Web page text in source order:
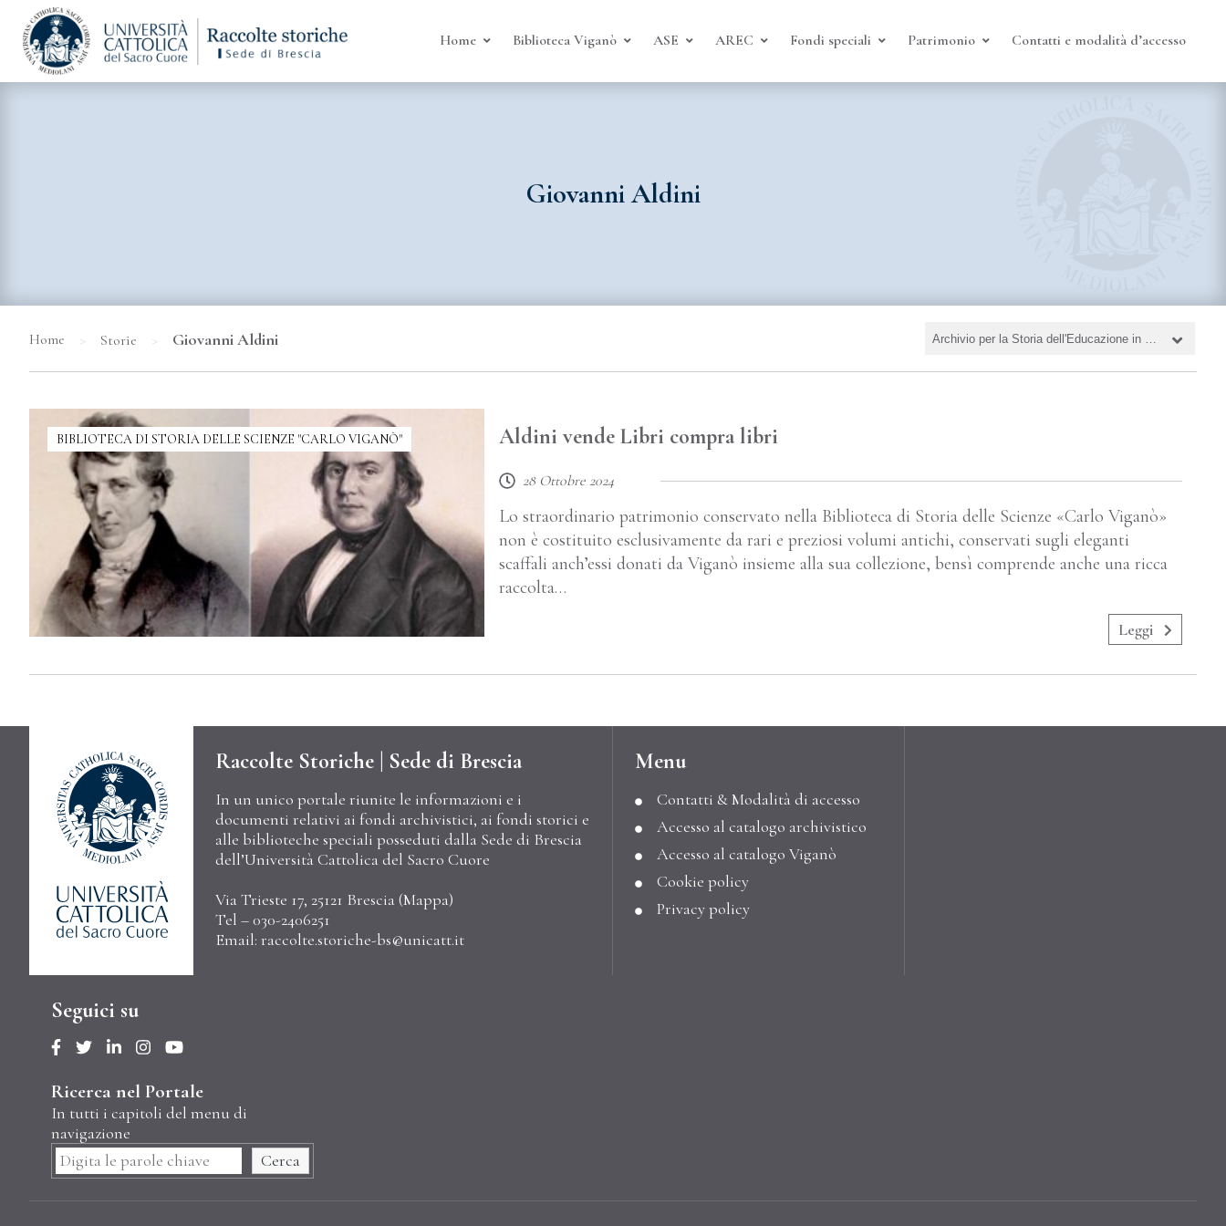
Home Biblioteca Viganò ASE AREC Fondi speciali Patrimonio Contatti e modalità d’accesso
Giovanni Aldini
Home > Storie > Giovanni Aldini
BIBLIOTECA DI STORIA DELLE SCIENZE "CARLO VIGANÒ" Aldini vende Libri compra libri
28 Ottobre 2024
Lo straordinario patrimonio conservato nella Biblioteca di Storia delle Scienze «Carlo Viganò»
non è costituito esclusivamente da rari e preziosi volumi antichi, conservati sugli eleganti
scaffali anch’essi donati da Viganò insieme alla sua collezione, bensì comprende anche una ricca
raccolta…
Leggi
Raccolte Storiche | Sede di Brescia
In un unico portale riunite le informazioni e i
documenti relativi ai fondi archivistici, ai fondi storici e
alle biblioteche speciali posseduti dalla Sede di Brescia
dell’Università Cattolica del Sacro Cuore
Via Trieste 17, 25121 Brescia (Mappa)
Tel – 030-2406251
Email: raccolte.storiche-bs@unicatt.it
Menu
Contatti & Modalità di accesso
Accesso al catalogo archivistico
Accesso al catalogo Viganò
Cookie policy
Privacy policy
Seguici su
Ricerca nel Portale
In tutti i capitoli del menu di
navigazione
Cerca